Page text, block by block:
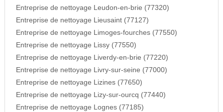
Entreprise de nettoyage Leudon-en-brie (77320)
Entreprise de nettoyage Lieusaint (77127)
Entreprise de nettoyage Limoges-fourches (77550)
Entreprise de nettoyage Lissy (77550)
Entreprise de nettoyage Liverdy-en-brie (77220)
Entreprise de nettoyage Livry-sur-seine (77000)
Entreprise de nettoyage Lizines (77650)
Entreprise de nettoyage Lizy-sur-ourcq (77440)
Entreprise de nettoyage Lognes (77185)